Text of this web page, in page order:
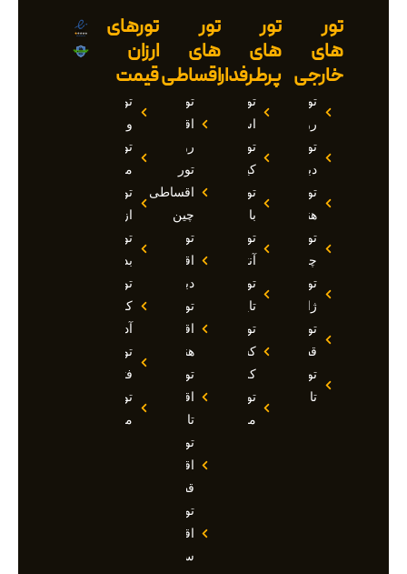
تور
های
خارجی
تور
روسیه
تور
دبی
تور
هند
تور
چین
تور
ژاپن
تور
قطر
تور
تاجیکستان
تور
های
پرطرفدار
تور
استانبول
تور
کیش
تور
بالی
تور
آنتالیا
تور
تایلند
تور
کشتی
کروز
تور
مالدیو
تور
های
اقساطی
تور
اقساطی
روسیه
تور
اقساطی
چین
تور
اقساطی
دبی
تور
اقساطی
هند
تور
اقساطی
تاجیکستان
تور
اقساطی
قطر
تور
اقساطی
سوچی
تورهای
ارزان
قیمت
تور
وان
تور
مارماریس
تور
ازمیر
تور
بدروم
تور
کوش
آداسی
تور
فتحیه
تور
مالزی